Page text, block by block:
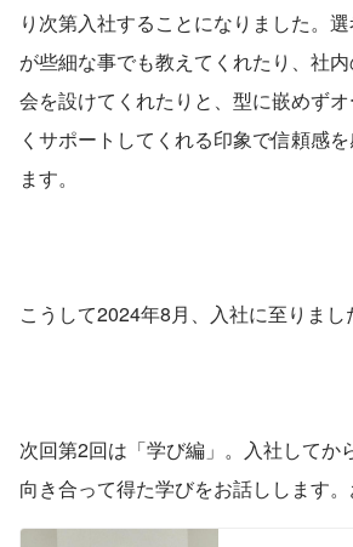
り次第入社することになりました。
が些細な事でも教えてくれたり、社
会を設けてくれたりと、型に嵌めず
くサポートしてくれる印象で信頼感
ます。
こうして2024年8月、入社に至りまし
次回第2回は「学び編」。入社してか
向き合って得た学びをお話しします。